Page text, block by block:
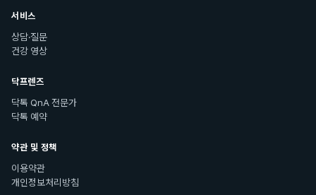
서비스
상담·질문
건강 영상
닥프렌즈
닥톡 QnA 전문가
닥톡 예약
약관 및 정책
이용약관
개인정보처리방침